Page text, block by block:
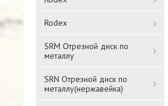
Rodex
SRM Отрезной диск по
металлу
SRN Отрезной диск по
металлу(нержавейка)